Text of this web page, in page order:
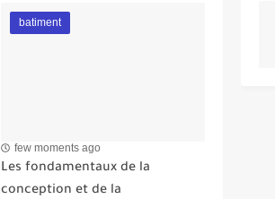
batiment
few moments ago
Les fondamentaux de la
conception et de la